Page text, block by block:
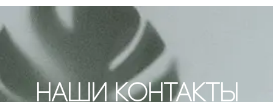
по
записям
Наши контакты